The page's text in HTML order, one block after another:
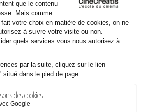
ADJOINT : Sallet Marion
: Roger-Raynaud Mayanna
: Boullain Louan